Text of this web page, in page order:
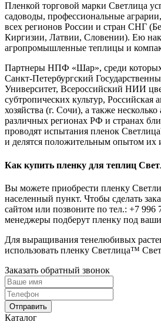
Пленкой торговой марки Светлица
садоводы, профессиональные
всех регионов России и стран СНГ
Киргизии, Латвии, Словении). Ею
агропромышленные теплицы и
Партнеры НПФ «Шар», среди
Санкт-Петербургский
Университет, Всероссийский НИИ
субтропических культур, Российская
хозяйства (г. Сочи), а также
различных регионах РФ и странах
проводят испытания пленок
и делятся положительным опытом их
Как купить пленку для теплиц
Вы можете приобрести пленку
населенный пункт. Чтобы сделать
сайтом или позвоните по тел.: +7 996
менеджеры подберут пленку под ваши
Для выращивания тенелюбивых
использовать пленку Светлица™
Заказать обратный звонок
Отправить
Каталог